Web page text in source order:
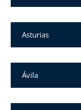
Asturias
Ávila